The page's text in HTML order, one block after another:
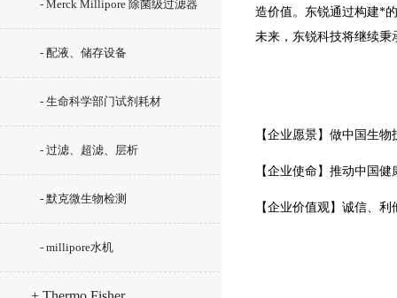
- Merck Millipore 除菌级过滤器
- 配液、储存设备
- 生命科学部门试剂耗材
- 过滤、超滤、层析
- 默克微生物检测
- millipore水机
造价值。东锐通过构建*
未来，东锐科技将继续秉
【企业愿景】做中国生
【企业使命】推动中国
【企业价值观】诚信、